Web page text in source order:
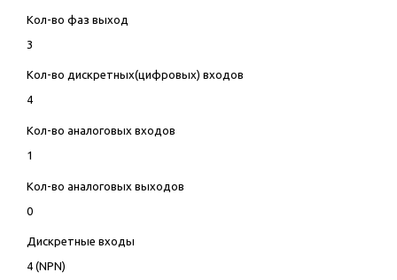
Кол-во фаз выход
3
Кол-во дискретных(цифровых) входов
4
Кол-во аналоговых входов
1
Кол-во аналоговых выходов
0
Дискретные входы
4 (NPN)